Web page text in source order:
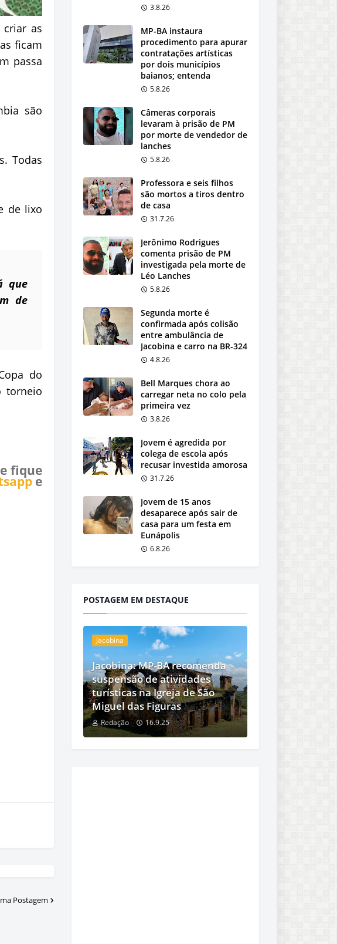
criar as
ficam
passa
são
Todas
de lixo
que
de
do
torneio
e fique
e
Postagem
3.8.26
MP-BA instaura
procedimento para apurar
contratações artísticas
por dois municípios
baianos; entenda
5.8.26
Câmeras corporais
levaram à prisão de PM
por morte de vendedor de
lanches
5.8.26
Professora e seis filhos
são mortos a tiros dentro
de casa
31.7.26
Jerônimo Rodrigues
comenta prisão de PM
investigada pela morte de
Léo Lanches
5.8.26
Segunda morte é
confirmada após colisão
entre ambulância de
Jacobina e carro na BR-324
4.8.26
Bell Marques chora ao
carregar neta no colo pela
primeira vez
3.8.26
Jovem é agredida por
colega de escola após
recusar investida amorosa
31.7.26
Jovem de 15 anos
desaparece após sair de
casa para um festa em
Eunápolis
6.8.26
POSTAGEM EM DESTAQUE
Jacobina
Jacobina: MP-BA recomenda
suspensão de atividades
turísticas na Igreja de São
Miguel das Figuras
Redação 16.9.25